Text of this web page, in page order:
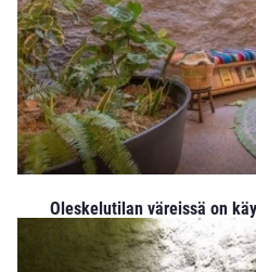
Oleskelutilan väreissä on